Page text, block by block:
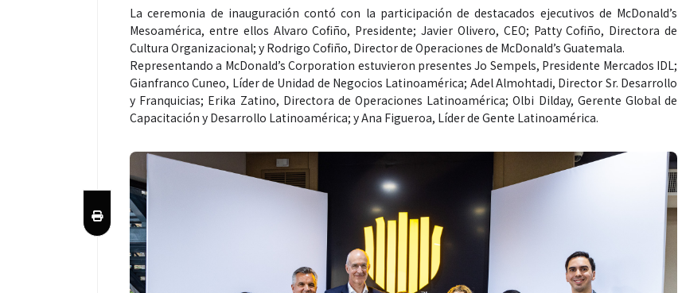
La ceremonia de inauguración contó con la participación de destacados ejecutivos de McDonald’s
Mesoamérica, entre ellos Alvaro Cofiño, Presidente; Javier Olivero, CEO; Patty Cofiño, Directora de
Cultura Organizacional; y Rodrigo Cofiño, Director de Operaciones de McDonald’s Guatemala.
Representando a McDonald’s Corporation estuvieron presentes Jo Sempels, Presidente Mercados IDL;
Gianfranco Cuneo, Líder de Unidad de Negocios Latinoamérica; Adel Almohtadi, Director Sr. Desarrollo
y Franquicias; Erika Zatino, Directora de Operaciones Latinoamérica; Olbi Dilday, Gerente Global de
Capacitación y Desarrollo Latinoamérica; y Ana Figueroa, Líder de Gente Latinoamérica.